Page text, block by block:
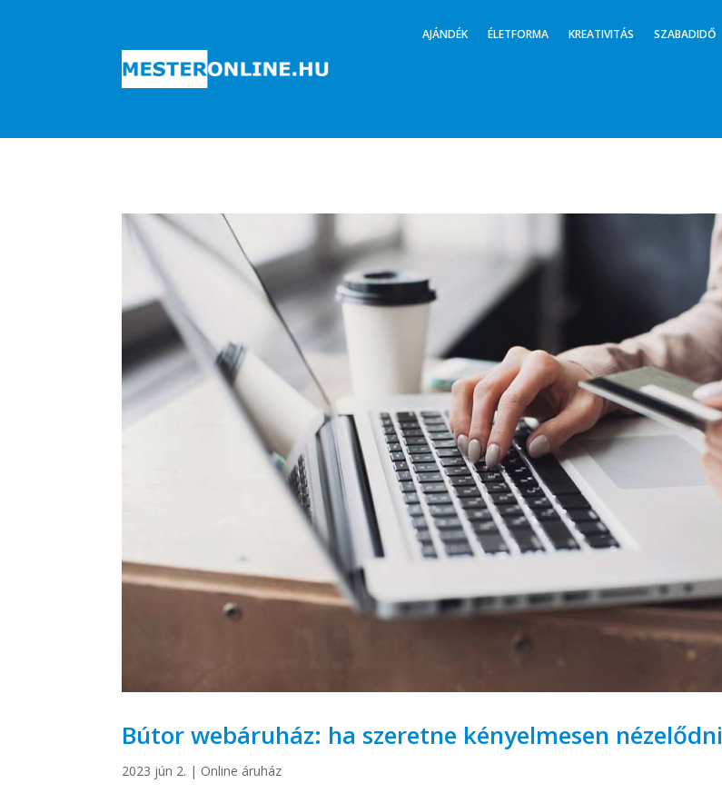
AJÁNDÉK ÉLETFORMA KREATIVITÁS SZABADIDŐ
Bútor webáruház: ha szeretne kényelmesen nézelődni
2023 jún 2. | Online áruház